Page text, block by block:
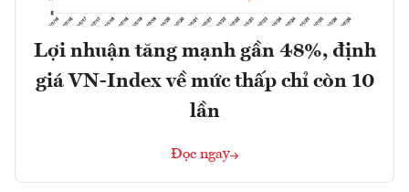
Lợi nhuận tăng mạnh gần 48%, định
giá VN-Index về mức thấp chỉ còn 10
lần
Đọc ngay